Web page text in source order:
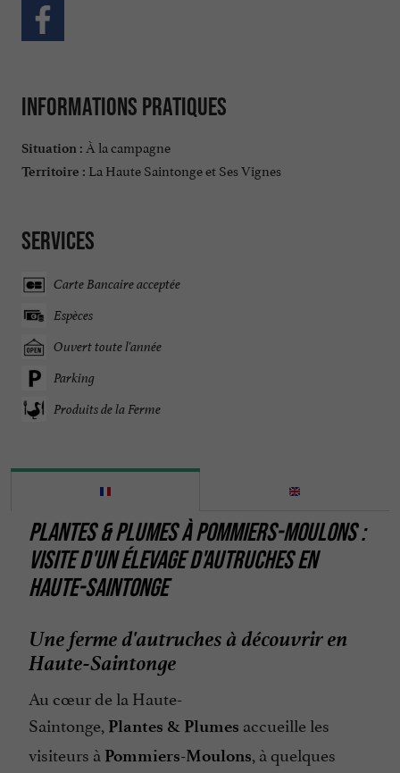
Informations pratiques
Situation : À la campagne
Territoire : La Haute Saintonge et Ses Vignes
Services
Carte Bancaire acceptée
Espèces
Ouvert toute l'année
Parking
Produits de la Ferme
PLANTES & PLUMES À POMMIERS-MOULONS :
VISITE D'UN ÉLEVAGE D'AUTRUCHES EN
HAUTE-SAINTONGE
Une ferme d'autruches à découvrir en
Haute-Saintonge
Au cœur de la Haute-
Saintonge, Plantes & Plumes accueille les
visiteurs à Pommiers-Moulons , à quelques